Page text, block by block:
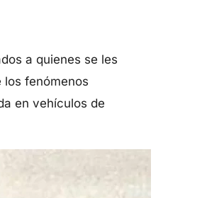
a quienes se les
fenómenos
en vehículos de